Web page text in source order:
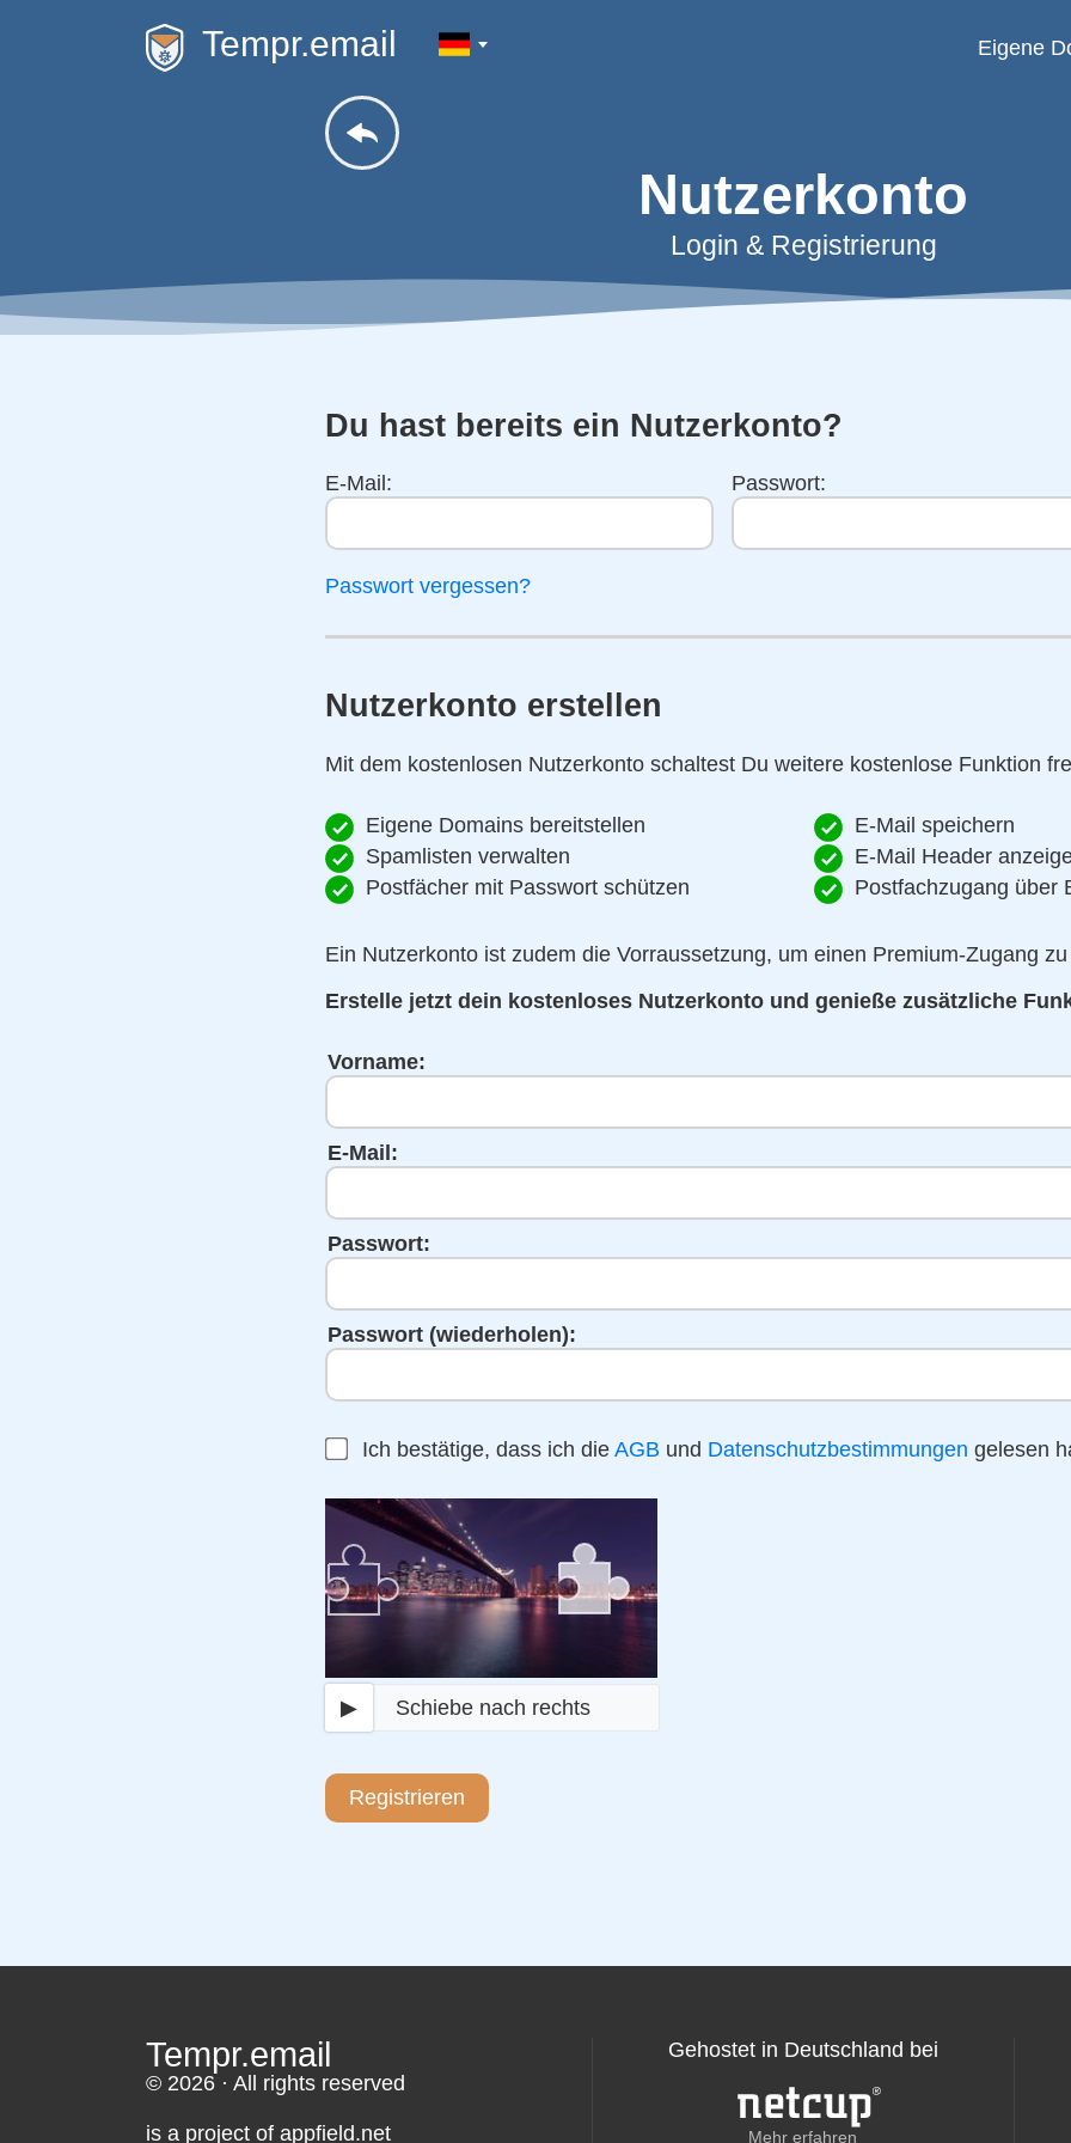
Tempr.email Eigene
Nutzerkonto
Login & Registrierung
Du hast bereits ein Nutzerkonto?
E-Mail: Passwort:
Passwort vergessen?
Nutzerkonto erstellen
Mit dem kostenlosen Nutzerkonto schaltest Du weitere kostenlose Funktion
Eigene Domains bereitstellen
Spamlisten verwalten
Postfächer mit Passwort schützen
E-Mail speichern
E-Mail Header
Postfachzugang über
Ein Nutzerkonto ist zudem die Vorraussetzung, um einen Premium-Zugang
Erstelle jetzt dein kostenloses Nutzerkonto und genieße zusätzliche
Vorname:
E-Mail:
Passwort:
Passwort (wiederholen):
Ich bestätige, dass ich die AGB und Datenschutzbestimmungen gelesen
▶ Schiebe nach rechts
Registrieren
Tempr.email
© 2026 · All rights reserved
is a project of appfield.net
Gehostet in Deutschland bei
Mehr erfahren